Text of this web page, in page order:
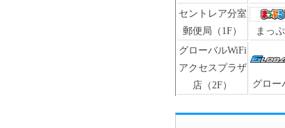
セントレア分室
郵便局（1F）
まっ
グローバルWiFi
アクセスプラザ
店（2F）
グロー